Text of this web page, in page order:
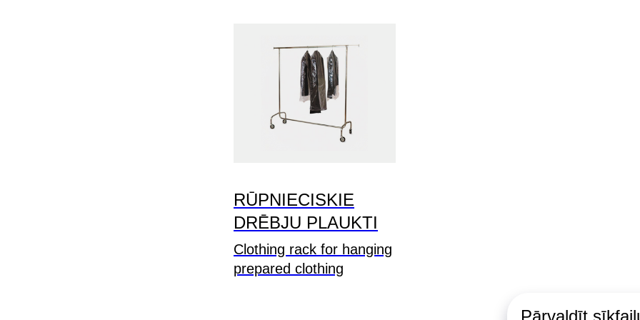
RŪPNIECISKIE
DRĒBJU PLAUKTI
Clothing rack for hanging
prepared clothing